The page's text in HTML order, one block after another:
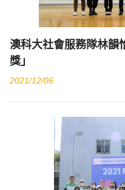
澳科大社會服務隊林韻
獎」
2021/12/06